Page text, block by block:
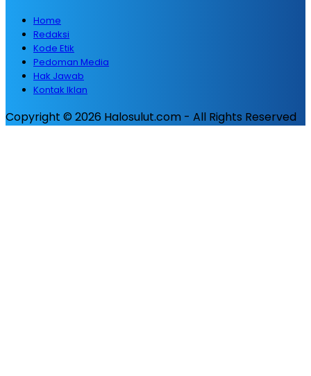
Home
Redaksi
Kode Etik
Pedoman Media
Hak Jawab
Kontak Iklan
Copyright © 2026 Halosulut.com - All Rights Reserved